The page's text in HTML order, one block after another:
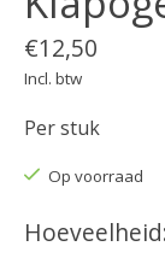
€12,50
Incl. btw
Per stuk
Op voorraad
Hoeveelheid: